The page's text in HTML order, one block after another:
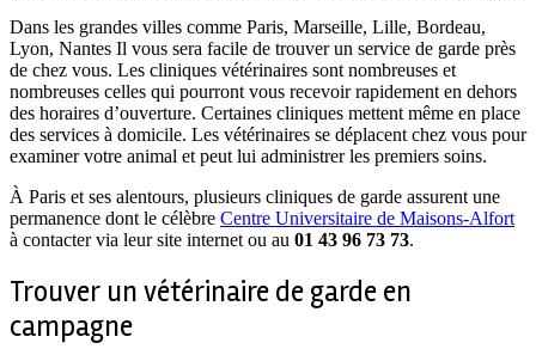
Dans les grandes villes comme Paris, Marseille, Lille, Bordeau,
Lyon, Nantes Il vous sera facile de trouver un service de garde près
de chez vous. Les cliniques vétérinaires sont nombreuses et
nombreuses celles qui pourront vous recevoir rapidement en dehors
des horaires d’ouverture. Certaines cliniques mettent même en place
des services à domicile. Les vétérinaires se déplacent chez vous pour
examiner votre animal et peut lui administrer les premiers soins.
À Paris et ses alentours, plusieurs cliniques de garde assurent une
permanence dont le célèbre Centre Universitaire de Maisons-Alfort
à contacter via leur site internet ou au 01 43 96 73 73.
Trouver un vétérinaire de garde en
campagne